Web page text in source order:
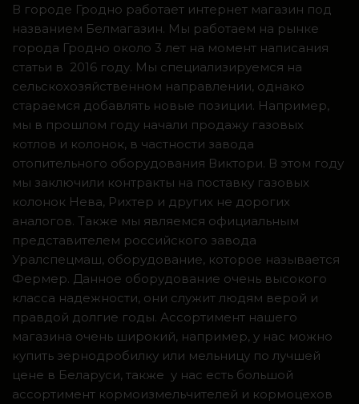
В городе Гродно работает интернет магазин под
названием Белмагазин. Мы работаем на рынке
города Гродно около 3 лет на момент написания
статьи в 2016 году. Мы специализируемся на
сельскохозяйственном направлении, однако
стараемся добавлять новые позиции. Например,
мы в прошлом году начали продажу газовых
котлов и колонок, в частности завода
отопительного оборудования Виктори. В этом году
мы заключили контракты на поставку газовых
колонок Нева, Рихтер и других не дорогих
аналогов. Также мы являемся официальным
представителем российского завода
Уралспецмаш, оборудование, которое называется
Фермер. Данное оборудование очень высокого
класса надежности, они служит людям верой и
правдой долгие годы. Ассортимент нашего
магазина очень широкий, например, у нас можно
купить зернодробилку или мельницу по лучшей
цене в Беларуси, также у нас есть большой
ассортимент кормоизмельчителей и кормоцехов